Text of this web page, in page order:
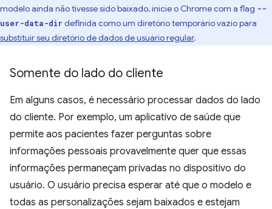
modelo ainda não tivesse sido baixado, inicie o Chrome com a flag --
user-data-dir definida como um diretório temporário vazio para
substituir seu diretório de dados de usuário regular.
Somente do lado do cliente
Em alguns casos, é necessário processar dados do lado
do cliente. Por exemplo, um aplicativo de saúde que
permite aos pacientes fazer perguntas sobre
informações pessoais provavelmente quer que essas
informações permaneçam privadas no dispositivo do
usuário. O usuário precisa esperar até que o modelo e
todas as personalizações sejam baixados e estejam